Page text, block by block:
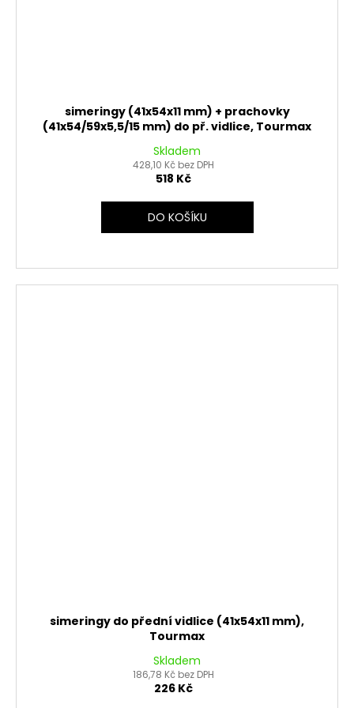
simeringy (41x54x11 mm) + prachovky
(41x54/59x5,5/15 mm) do př. vidlice, Tourmax
Skladem
428,10 Kč bez DPH
518 Kč
DO KOŠÍKU
simeringy do přední vidlice (41x54x11 mm),
Tourmax
Skladem
186,78 Kč bez DPH
226 Kč